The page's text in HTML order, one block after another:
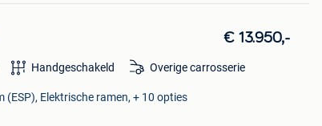
€ 13.950,-
Handgeschakeld Overige carrosserie
Elektrische ramen, + 10 opties